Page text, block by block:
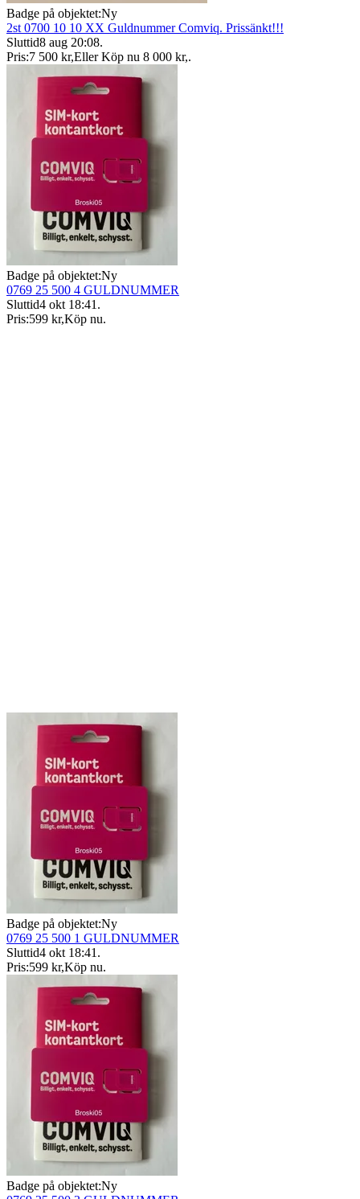
Badge på objektet:Ny
2st 0700 10 10 XX Guldnummer Comviq. Prissänkt!!!
Sluttid8 aug 20:08.
Pris:7 500 kr,Eller Köp nu 8 000 kr,.
Badge på objektet:Ny
0769 25 500 4 GULDNUMMER
Sluttid4 okt 18:41 .
Pris:599 kr,Köp nu.
Badge på objektet:Ny
0769 25 500 1 GULDNUMMER
Sluttid4 okt 18:41 .
Pris:599 kr,Köp nu.
Badge på objektet:Ny